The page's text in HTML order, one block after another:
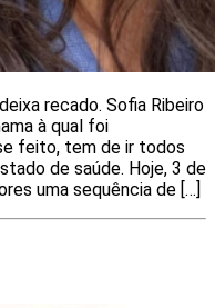
recado. Sofia Ribeiro
à qual foi
feito, tem de ir todos
de saúde. Hoje, 3 de
uma sequência de […]